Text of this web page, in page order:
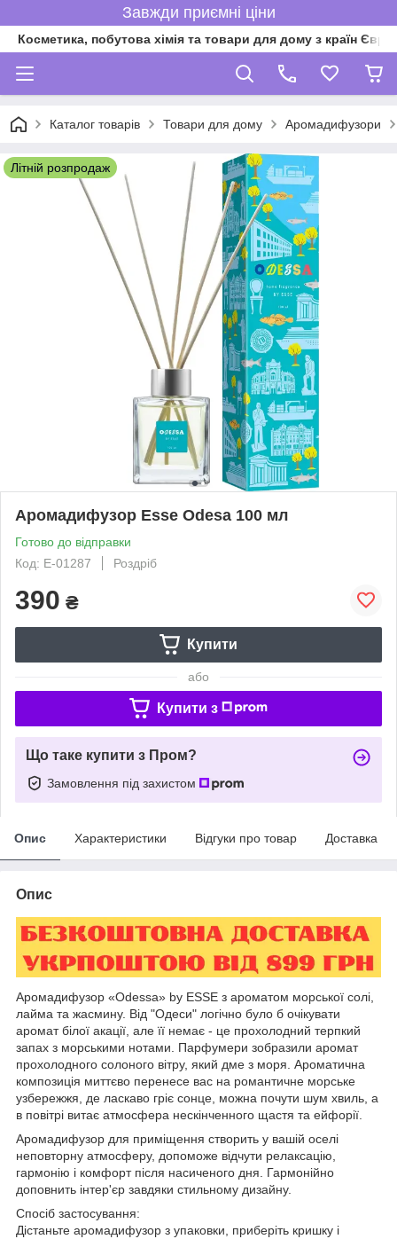
Завжди приємні ціни
Косметика, побутова хімія та товари для дому з країн
Каталог товарів Товари для дому Аромадифузори
Літній розпродаж
Аромадифузор Esse Odesa 100 мл
Готово до відправки
Код: Е-01287
Роздріб
390 ₴
Купити
або
Купити з
Що таке купити з Пром?
Замовлення під захистом
Опис Характеристики Відгуки про товар Доставка
Опис
Аромадифузор «Odessa» by ESSE з ароматом морської солі,
лайма та жасмину. Від "Одеси" логічно було б очікувати
аромат білої акації, але її немає - це прохолодний терпкий
запах з морськими нотами. Парфумери зобразили аромат
прохолодного солоного вітру, який дме з моря. Ароматична
композиція миттєво перенесе вас на романтичне морське
узбережжя, де ласкаво гріє сонце, можна почути шум хвиль, а
в повітрі витає атмосфера нескінченного щастя та ейфорії.
Аромадифузор для приміщення створить у вашій оселі
неповторну атмосферу, допоможе відчути релаксацію,
гармонію і комфорт після насиченого дня. Гармонійно
доповнить інтер'єр завдяки стильному дизайну.
Спосіб застосування:
Дістаньте аромадифузор з упаковки, приберіть кришку і